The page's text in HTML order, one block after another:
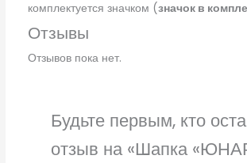
комплектуется значком (значок в
Отзывы
Отзывов пока нет.
Будьте первым, кто
отзыв на «Шапка